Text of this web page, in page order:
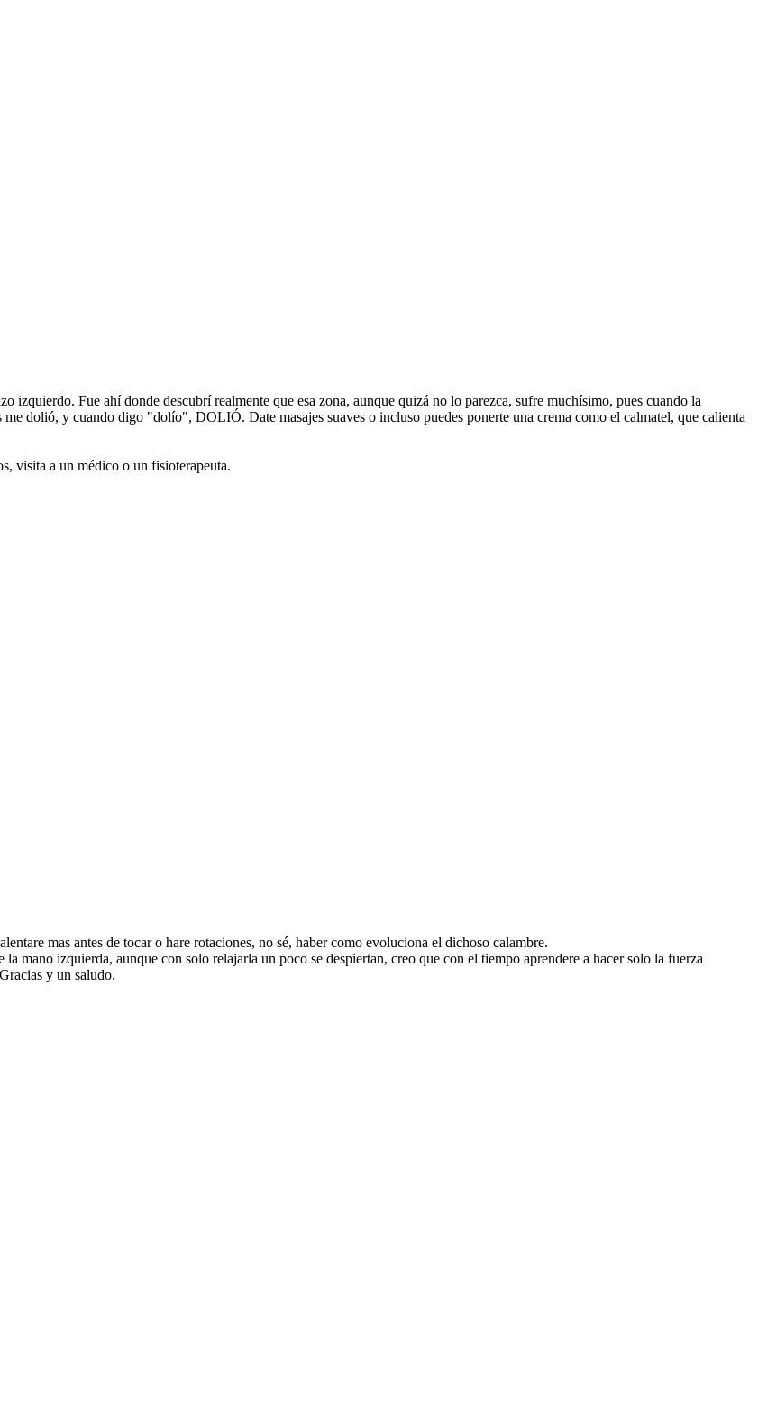
izquierdo. Fue ahí donde descubrí realmente que esa zona, aunque quizá no lo parezca, sufre muchísimo, pues cuando la
dolió, y cuando digo "dolío", DOLIÓ. Date masajes suaves o incluso puedes ponerte una crema como el calmatel, que calienta
visita a un médico o un fisioterapeuta.
mas antes de tocar o hare rotaciones, no sé, haber como evoluciona el dichoso calambre.
mano izquierda, aunque con solo relajarla un poco se despiertan, creo que con el tiempo aprendere a hacer solo la fuerza
y un saludo.